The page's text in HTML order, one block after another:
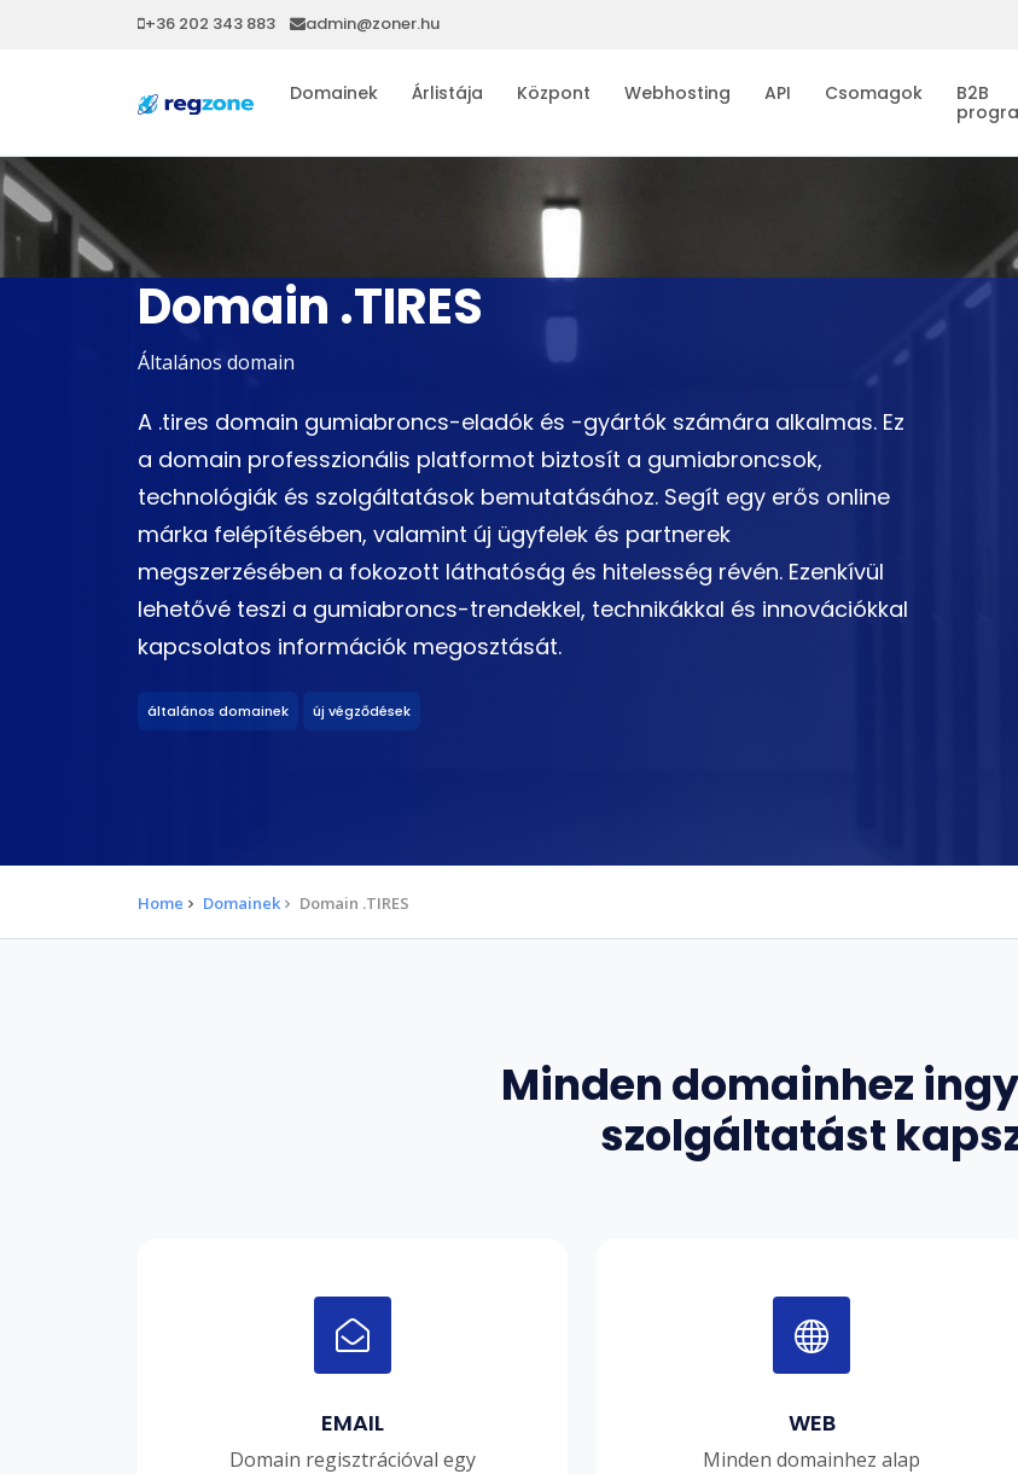
+36 202 343 883 admin@zoner.hu
Domainek Árlistája Központ Webhosting API Csomagok
B2B
Domain .TIRES
Általános domain
A .tires domain gumiabroncs-eladók és -gyártók számára alkalmas. Ez
a domain professzionális platformot biztosít a gumiabroncsok,
technológiák és szolgáltatások bemutatásához. Segít egy erős online
márka felépítésében, valamint új ügyfelek és partnerek
megszerzésében a fokozott láthatóság és hitelesség révén. Ezenkívül
lehetővé teszi a gumiabroncs-trendekkel, technikákkal és innovációkkal
kapcsolatos információk megosztását.
általános domainek új végződések
Home Domainek Domain .TIRES
Minden domainhez
szolgáltatást
EMAIL
Domain regisztrációval egy
WEB
Minden domainhez alap